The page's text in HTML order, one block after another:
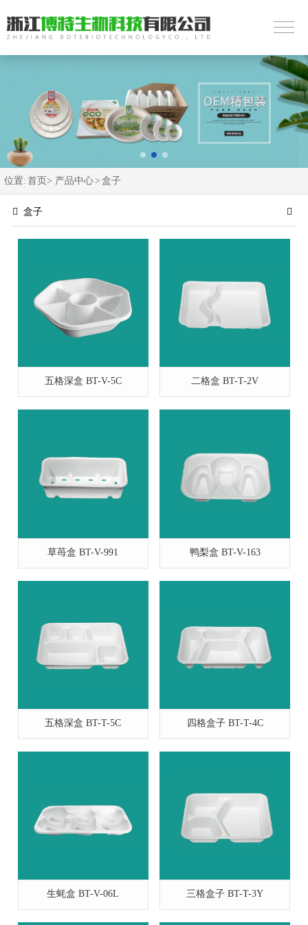
位置: 首页> 产品中心> 盒子
盒子
五格深盒 BT-V-5C 二格盒 BT-T-2V
草苺盒 BT-V-991 鸭梨盒 BT-V-163
五格深盒 BT-T-5C 四格盒子 BT-T-4C
生蚝盒 BT-V-06L 三格盒子 BT-T-3Y